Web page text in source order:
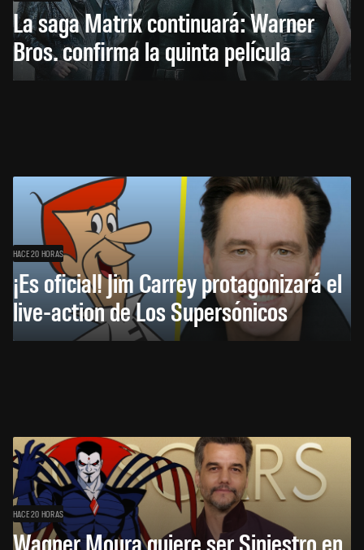
La saga Matrix continuará: Warner
Bros. confirma la quinta película
HACE 20 HORAS
¡Es oficial! Jim Carrey protagonizará el
live-action de Los Supersónicos
HACE 20 HORAS
Wagner Moura quiere ser Siniestro en